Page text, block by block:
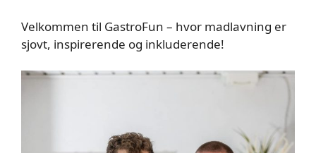
Velkommen til GastroFun – hvor madlavning er
sjovt, inspirerende og inkluderende!